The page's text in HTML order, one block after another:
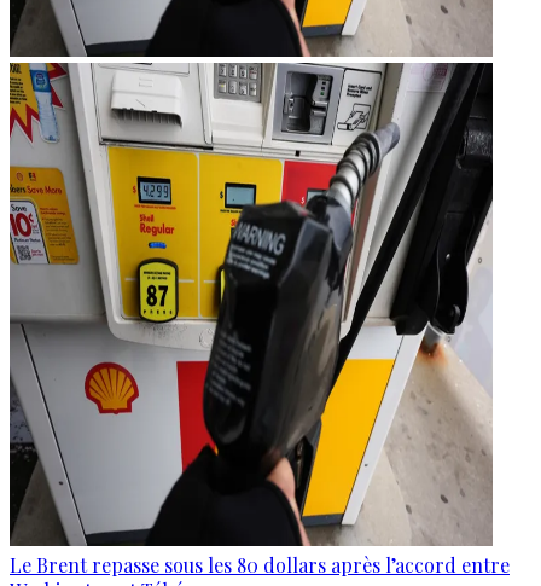
Le Brent repasse sous les 80 dollars après l’accord entre